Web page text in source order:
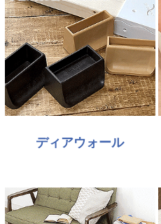
ディアウォール